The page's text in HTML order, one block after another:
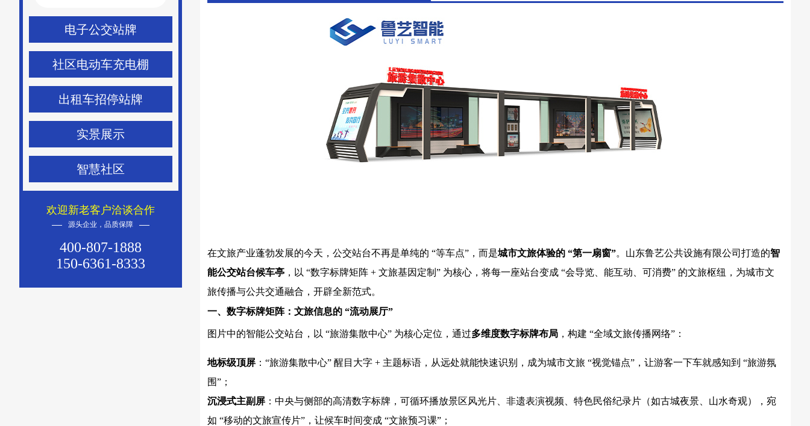
电子公交站牌
社区电动车充电棚
出租车招停站牌
实景展示
智慧社区
欢迎新老客户洽谈合作
源头企业，品质保障
400-807-1888
150-6361-8333
在文旅产业蓬勃发展的今天，公交站台不再是单纯的 “等车点”，而是城市文旅体验的 “第一扇窗”。山东鲁艺公共设施有限公司打造的智
能公交站台候车亭 ，以 “数字标牌矩阵 + 文旅基因定制” 为核心，将每一座站台变成 “会导览、能互动、可消费” 的文旅枢纽，为城市文
旅传播与公共交通融合，开辟全新范式。
一、数字标牌矩阵：文旅信息的 “流动展厅”
图片中的智能公交站台，以 “旅游集散中心” 为核心定位，通过多维度数字标牌布局 ，构建 “全域文旅传播网络”：
地标级顶屏 ：“旅游集散中心” 醒目大字 + 主题标语，从远处就能快速识别，成为城市文旅 “视觉锚点”，让游客一下车就感知到 “旅游氛
围”；
沉浸式主副屏 ：中央与侧部的高清数字标牌，可循环播放景区风光片、非遗表演视频、特色民俗纪录片（如古城夜景、山水奇观），宛
如 “移动的文旅宣传片”，让候车时间变成 “文旅预习课”；